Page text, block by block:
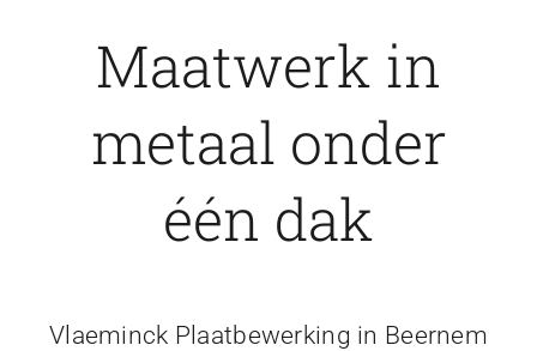
Maatwerk in
metaal onder
één dak
Vlaeminck Plaatbewerking in Beernem